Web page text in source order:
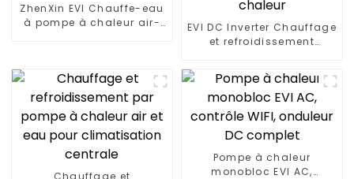
ZhenXin EVI Chauffe-eau
à pompe à chaleur air-
EVI DC Inverter Chauffage
et refroidissement
chaleur
Chauffage et
Pompe à chaleur
monobloc EVI AC,